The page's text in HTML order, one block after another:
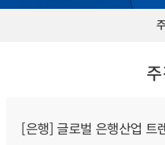
[은행] 글로벌 은행산업 트